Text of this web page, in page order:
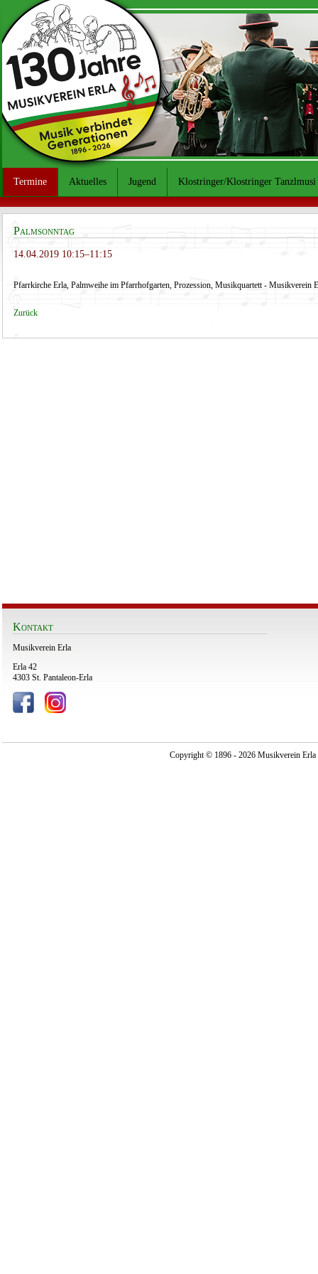
Termine Aktuelles Jugend Klostringer/Klostringer Tanzlmusi
Palmsonntag
14.04.2019 10:15–11:15
Pfarrkirche Erla, Palmweihe im Pfarrhofgarten, Prozession, Musikquartett - Musikverein
Zurück
Kontakt
Musikverein Erla
Erla 42
4303 St. Pantaleon-Erla
Copyright © 1896 - 2026 Musikverein Erla